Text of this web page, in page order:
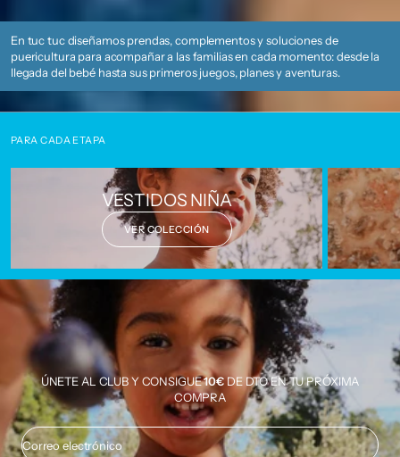
En tuc tuc diseñamos prendas, complementos y soluciones de
puericultura para acompañar a las familias en cada momento: desde la
llegada del bebé hasta sus primeros juegos, planes y aventuras.
PARA CADA ETAPA
VESTIDOS NIÑA
VER COLECCIÓN
ÚNETE AL CLUB Y CONSIGUE10€DE DTO EN TU PRÓXIMA
COMPRA
Correo electrónico